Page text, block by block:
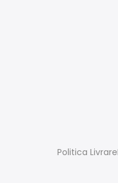
Politica Livrare